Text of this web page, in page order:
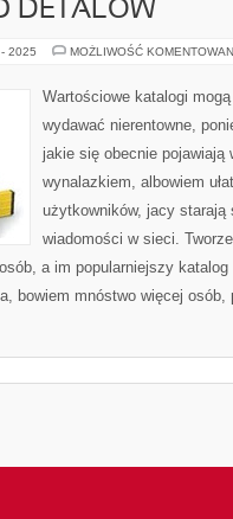
DETALÓW
2025 MOŻLIWOŚĆ
Wartościowe katalogi
wydawać nierentowne,
jakie się obecnie
wynalazkiem, albowiem
użytkowników, jacy
wiadomości w sieci.
a im popularniejszy
bowiem mnóstwo więcej